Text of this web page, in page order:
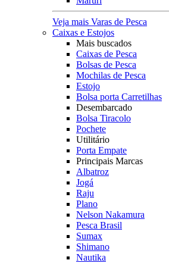
Veja mais Varas de Pesca
Caixas e Estojos
Mais buscados
Caixas de Pesca
Bolsas de Pesca
Mochilas de Pesca
Estojo
Bolsa porta Carretilhas
Desembarcado
Bolsa Tiracolo
Pochete
Utilitário
Porta Empate
Principais Marcas
Albatroz
Jogá
Raju
Plano
Nelson Nakamura
Pesca Brasil
Sumax
Shimano
Nautika